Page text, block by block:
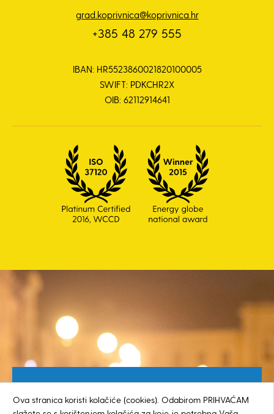
grad.koprivnica@koprivnica.hr
+385 48 279 555
IBAN: HR5523860021820100005
SWIFT: PDKCHR2X
OIB: 62112914641
Ova stranica koristi kolačiće (cookies). Odabirom PRIHVAĆAM